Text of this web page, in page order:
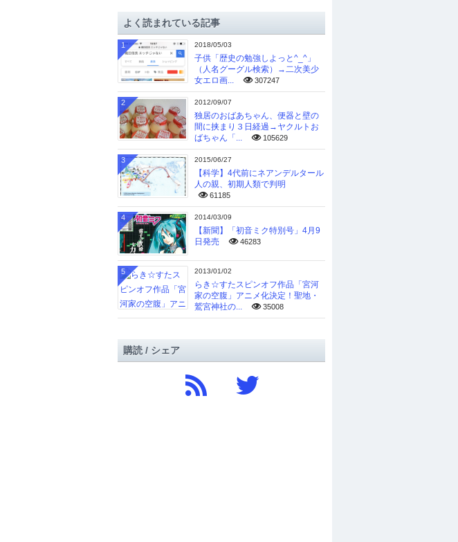
ブよく読まれている記事
2018/05/03
子供「歴史の勉強しよっと^_^」
（人名グーグル検索）→二次美少
女エロ画...
307247
1
2012/09/07
独居のおばあちゃん、便器と壁の
間に挟まり３日経過→ヤクルトお
ばちゃん「...
105629
2
2015/06/27
【科学】4代前にネアンデルタール
人の親、初期人類で判明
61185
3
2014/03/09
【新聞】「初音ミク特別号」4月9
日発売
46283
4
2013/01/02
らき☆すたスピンオフ作品「宮河
家の空腹」アニメ化決定！聖地・
鷲宮神社の...
35008
5
購読 / シェア